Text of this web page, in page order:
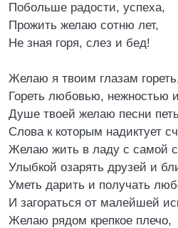
Побольше радости, успеха,
Прожить желаю сотню лет,
Не зная горя, слез и бед!
Желаю я твоим глазам
Гореть любовью, нежностью
Душе твоей желаю песни
Слова к которым надиктует
Желаю жить в ладу с самой
Улыбкой озарять друзей и
Уметь дарить и получать
И загораться от малейшей
Желаю рядом крепкое плечо,